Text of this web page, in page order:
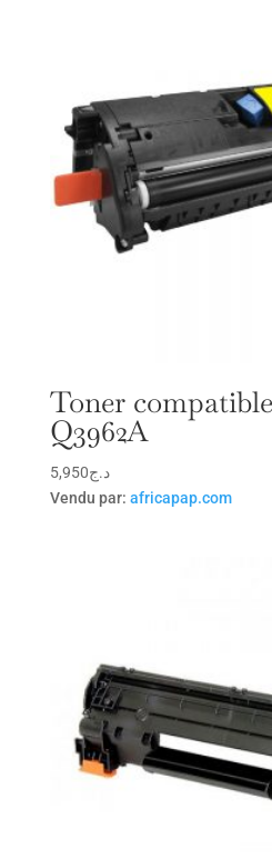
Toner
Q3962A
د.ج5,950
Vendu par: africapap.com